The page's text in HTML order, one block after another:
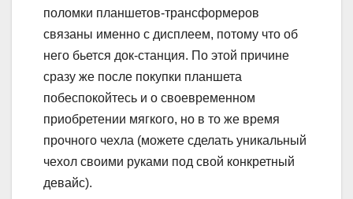
поломки планшетов-трансформеров
связаны именно с дисплеем, потому что об
него бьется док-станция. По этой причине
сразу же после покупки планшета
побеспокойтесь и о своевременном
приобретении мягкого, но в то же время
прочного чехла (можете сделать уникальный
чехол своими руками под свой конкретный
девайс).